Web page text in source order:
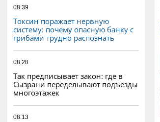
08:39
Токсин поражает нервную
систему: почему опасную банку с
грибами трудно распознать
08:28
Так предписывает закон: где в
Сызрани переделывают подъезды
многоэтажек
08:13